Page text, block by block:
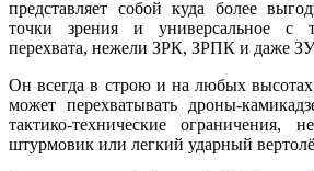
представляет собой куда более
точки зрения и универсальное с
перехвата, нежели ЗРК, ЗРПК и даже
Он всегда в строю и на любых
может перехватывать дроны-
тактико-технические ограничения,
штурмовик или легкий ударный